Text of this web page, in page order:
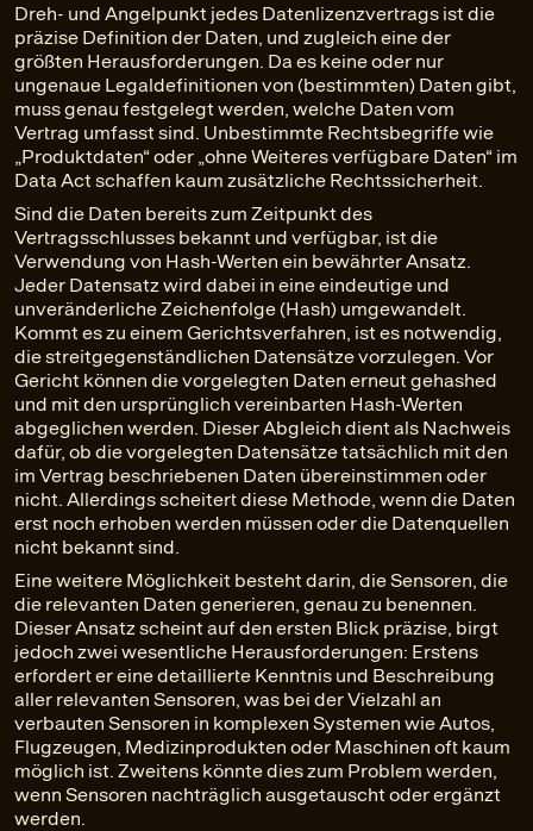
Dreh- und Angelpunkt jedes Datenlizenzvertrags ist die
präzise Definition der Daten, und zugleich eine der
größten Herausforderungen. Da es keine oder nur
ungenaue Legaldefinitionen von (bestimmten) Daten gibt,
muss genau festgelegt werden, welche Daten vom
Vertrag umfasst sind. Unbestimmte Rechtsbegriffe wie
„Produktdaten“ oder „ohne Weiteres verfügbare Daten“ im
Data Act schaffen kaum zusätzliche Rechtssicherheit.
Sind die Daten bereits zum Zeitpunkt des
Vertragsschlusses bekannt und verfügbar, ist die
Verwendung von Hash-Werten ein bewährter Ansatz.
Jeder Datensatz wird dabei in eine eindeutige und
unveränderliche Zeichenfolge (Hash) umgewandelt.
Kommt es zu einem Gerichtsverfahren, ist es notwendig,
die streitgegenständlichen Datensätze vorzulegen. Vor
Gericht können die vorgelegten Daten erneut gehashed
und mit den ursprünglich vereinbarten Hash-Werten
abgeglichen werden. Dieser Abgleich dient als Nachweis
dafür, ob die vorgelegten Datensätze tatsächlich mit den
im Vertrag beschriebenen Daten übereinstimmen oder
nicht. Allerdings scheitert diese Methode, wenn die Daten
erst noch erhoben werden müssen oder die Datenquellen
nicht bekannt sind.
Eine weitere Möglichkeit besteht darin, die Sensoren, die
die relevanten Daten generieren, genau zu benennen.
Dieser Ansatz scheint auf den ersten Blick präzise, birgt
jedoch zwei wesentliche Herausforderungen: Erstens
erfordert er eine detaillierte Kenntnis und Beschreibung
aller relevanten Sensoren, was bei der Vielzahl an
verbauten Sensoren in komplexen Systemen wie Autos,
Flugzeugen, Medizinprodukten oder Maschinen oft kaum
möglich ist. Zweitens könnte dies zum Problem werden,
wenn Sensoren nachträglich ausgetauscht oder ergänzt
werden.